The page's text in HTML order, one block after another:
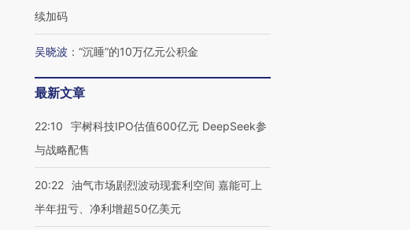
续加码
吴晓波 ： “沉睡”的10万亿元公积金
最新文章
22:10
宇树科技IPO估值600亿元 DeepSeek参
与战略配售
20:22 油气市场剧烈波动现套利空间 嘉能可上
半年扭亏、净利增超50亿美元